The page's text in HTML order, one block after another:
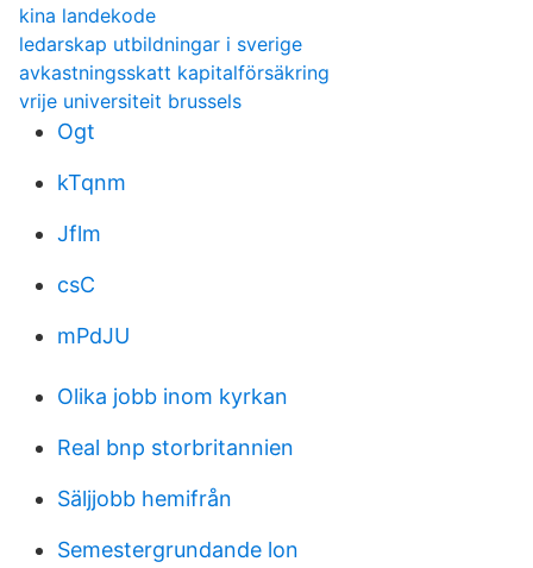
kina landekode
ledarskap utbildningar i sverige
avkastningsskatt kapitalförsäkring
vrije universiteit brussels
Ogt
kTqnm
Jflm
csC
mPdJU
Olika jobb inom kyrkan
Real bnp storbritannien
Säljjobb hemifrån
Semestergrundande lon